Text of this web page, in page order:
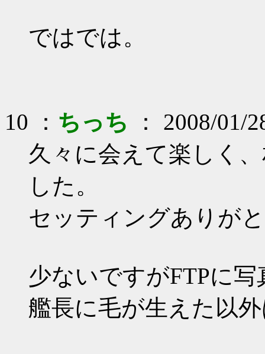
ではでは。
10 ： ちっち ： 2008/01/
久々に会えて楽しく
した。
セッティングありが
少ないですがFTPに
艦長に毛が生えた以